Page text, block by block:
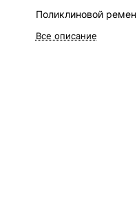
Поликлиновой
Все описание